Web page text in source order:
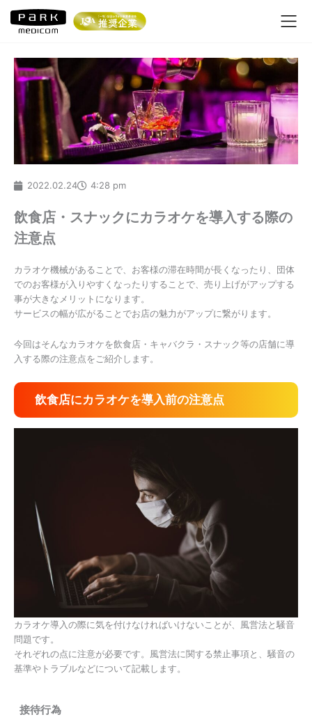
2022.02.24 4:28 pm
飲食店・スナックにカラオケを導入する際の
注意点
カラオケ機械があることで、お客様の滞在時間が長くなったり、団体
でのお客様が入りやすくなったりすることで、売り上げがアップする
事が大きなメリットになります。
サービスの幅が広がることでお店の魅力がアップに繋がります。
今回はそんなカラオケを飲食店・キャバクラ・スナック等の店舗に導
入する際の注意点をご紹介します。
飲食店にカラオケを導入前の注意点
カラオケ導入の際に気を付けなければいけないことが、風営法と騒音
問題です。
それぞれの点に注意が必要です。風営法に関する禁止事項と、騒音の
基準やトラブルなどについて記載します。
接待行為